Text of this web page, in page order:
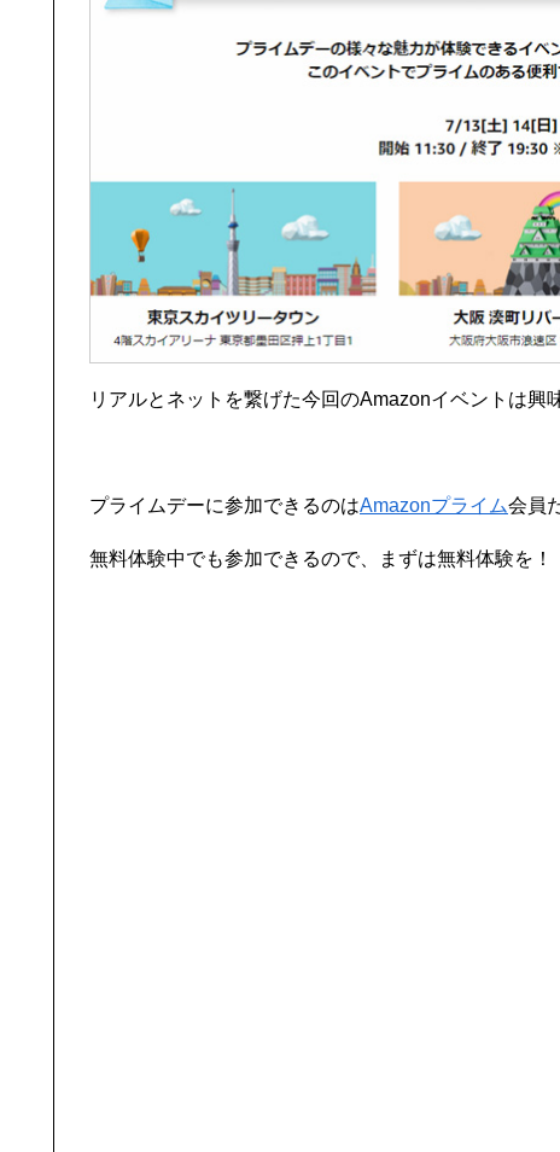
リアルとネットを繋げた今回のAmazonイベントは興
プライムデーに参加できるのはAmazonプライム会員
無料体験中でも参加できるので、まずは無料体験を！